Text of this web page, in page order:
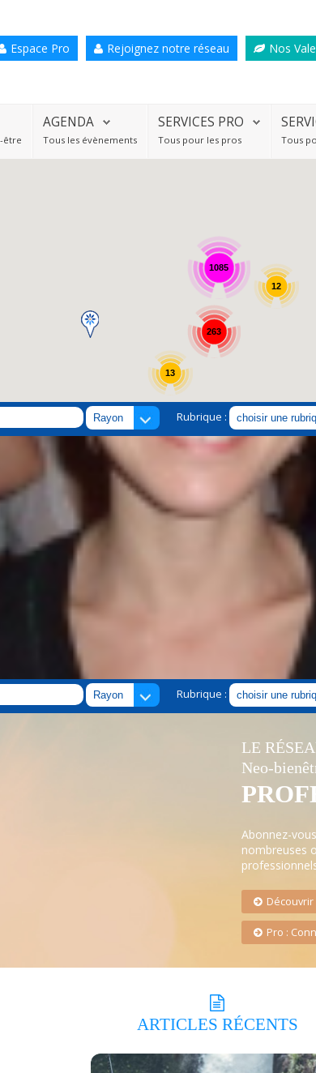
Espace Pro Rejoignez notre réseau Nos
être
AGENDA
Tous les évènements
SERVICES PRO
Tous pour les pros Tous
1085
13
263
12
Rubrique :
Rubrique :
LE
Neo-
Abonnez-
nombreuses
Découvrir
Pro :
ARTICLES RÉCENTS